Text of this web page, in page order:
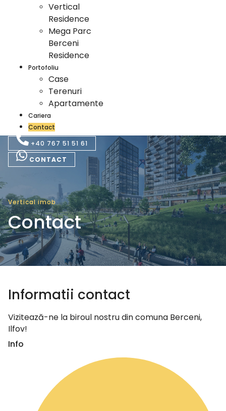
Vertical
Residence
Mega Parc
Berceni
Residence
Portofoliu
Case
Terenuri
Apartamente
Cariera
Contact
+40 767 51 51 61
CONTACT
Vertical imob
Contact
Informatii contact
Vizitează-ne la biroul nostru din comuna Berceni,
Ilfov!
Info